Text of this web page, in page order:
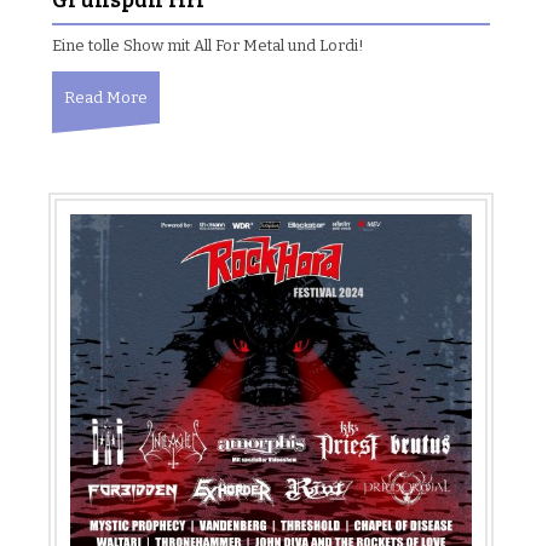
Eine tolle Show mit All For Metal und Lordi!
Read More